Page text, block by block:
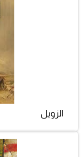
الزويل